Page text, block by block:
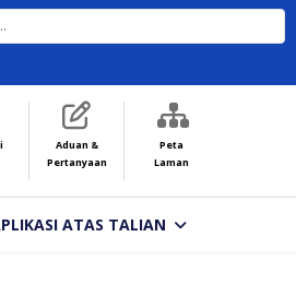
Aduan &
Pertanyaan
Peta
Laman
ATAS TALIAN